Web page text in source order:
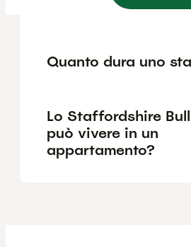
Quanto dura uno
Lo Staffordshire
può vivere in un
appartamento?